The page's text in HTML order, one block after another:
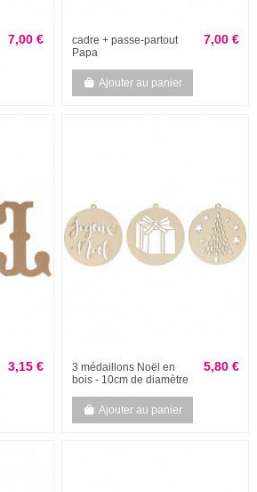
7,00 €
cadre + passe-partout
Papa
7,00 €
Ajouter au panier
3,15 €
3 médaillons Noël en
bois - 10cm de diamètre
5,80 €
Ajouter au panier